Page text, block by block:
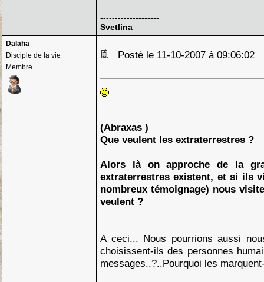
--------------------
Svetlina
Dalaha
Disciple de la vie
Membre
Posté le 11-10-2007 à 09:06:02
(Abraxas )
Que veulent les extraterrestres ?
Alors là on approche de la
extraterrestres existent, et si ils
nombreux témoignage) nous
veulent ?
A ceci... Nous pourrions aussi
choisissent-ils des personnes
messages..?..Pourquoi les